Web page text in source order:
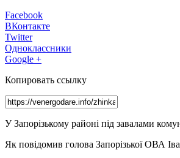
Facebook
ВКонтакте
Twitter
Одноклассники
Google +
Копировать ссылку
У Запорізькому районі під завалами
Як повідомив голова Запорізької ОВА